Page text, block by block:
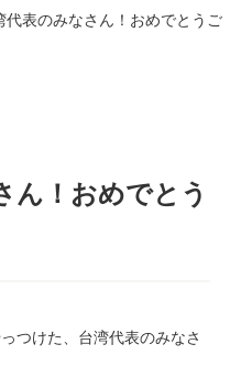
代表のみなさん！おめでとうご
ん！おめでとう
つけた、台湾代表のみなさ